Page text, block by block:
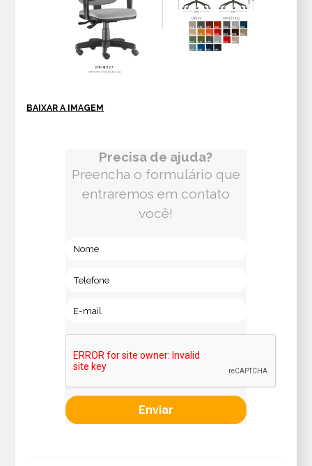
BAIXAR A IMAGEM
Precisa de ajuda?
Preencha o formulário que
entraremos em contato
você!